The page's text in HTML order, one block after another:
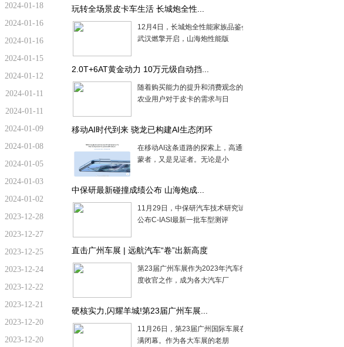
2024-01-18
2024-01-16
2024-01-16
2024-01-15
2024-01-12
2024-01-11
2024-01-11
2024-01-09
2024-01-08
2024-01-05
2024-01-03
2024-01-02
2023-12-28
2023-12-27
2023-12-25
2023-12-24
2023-12-22
2023-12-21
2023-12-20
2023-12-20
玩转全场景皮卡车生活 长城炮全性...
12月4日，长城炮全性能家族品鉴会在湖北
武汉燃擎开启，山海炮性能版
2.0T+6AT黄金动力 10万元级自动挡...
随着购买能力的提升和消费观念的转变，
农业用户对于皮卡的需求与日
移动AI时代到来 骁龙已构建AI生态闭环
在移动AI这条道路的探索上，高通既是启
蒙者，又是见证者。无论是小
中保研最新碰撞成绩公布 山海炮成...
11月29日，中保研汽车技术研究试验中心
公布C-IASI最新一批车型测评
直击广州车展 | 远航汽车“卷”出新高度
第23届广州车展作为2023年汽车行业的年
度收官之作，成为各大汽车厂
硬核实力,闪耀羊城!第23届广州车展...
11月26日，第23届广州国际车展在广州圆
满闭幕。作为各大车展的老朋